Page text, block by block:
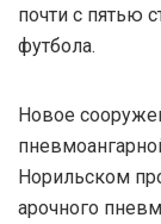
почти с пятью
футбола.
Новое
Норильском
арочного